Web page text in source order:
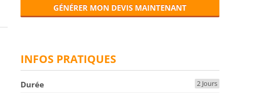
GÉNÉRER MON DEVIS MAINTENANT
INFOS PRATIQUES
Durée 2 Jours